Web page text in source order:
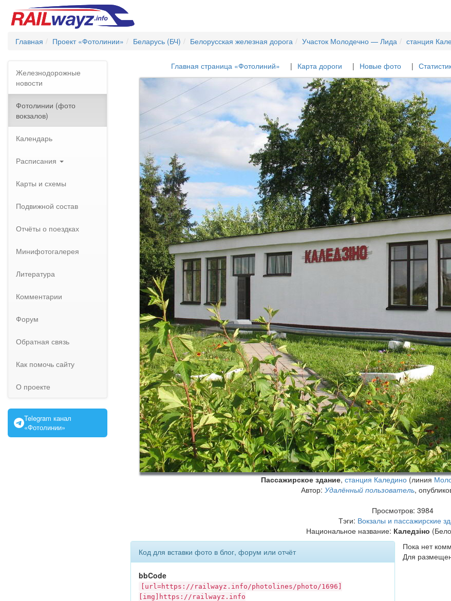
Главная Проект «Фотолинии» Беларусь (БЧ) Белорусская железная дорога Участок Молодечно — Лида станция
Железнодорожные
новости
Фотолинии (фото
вокзалов)
Календарь
Расписания
Карты и схемы
Подвижной состав
Отчёты о поездках
Минифотогалерея
Литература
Комментарии
Форум
Обратная связь
Как помочь сайту
О проекте
Telegram канал
«Фотолинии»
Главная страница «Фотолиний» Карта дороги Новые фото
Пассажирское здание,станция Каледино (линия
Автор: Удалённый пользователь,
Просмотров: 3984
Тэги: Вокзалы и пассажирские
Национальное название: Каледзіно
Код для вставки фото в блог, форум или отчёт
bbCode
[url=https:// railwayz.info/photolines/photo/1696]
[img]https:// railwayz.info
Пока нет
Для